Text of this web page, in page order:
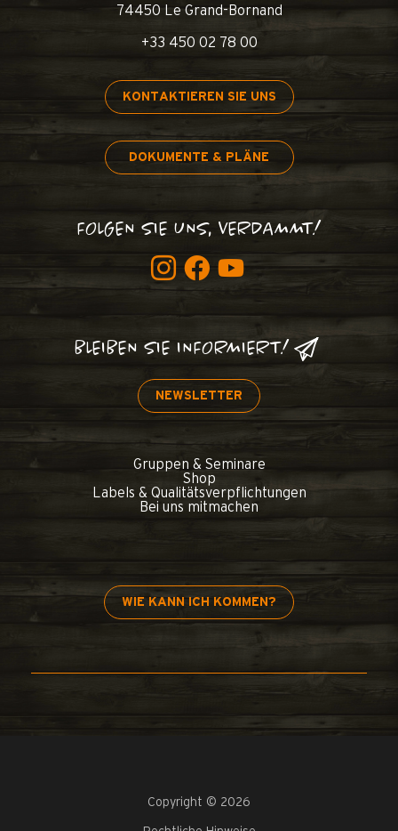
74450 Le Grand-Bornand
+33 450 02 78 00
KONTAKTIEREN SIE UNS
DOKUMENTE & PLÄNE
FOLGEN SIE UNS, VERDAMMT!
BLEIBEN SIE INFORMIERT!
NEWSLETTER
Gruppen & Seminare
Shop
Labels & Qualitätsverpflichtungen
Bei uns mitmachen
WIE KANN ICH KOMMEN?
Copyright © 2026